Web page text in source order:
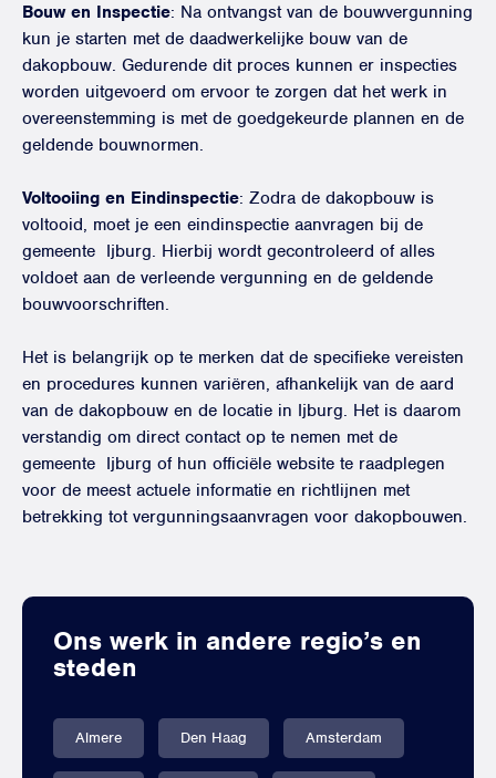
Bouw en Inspectie: Na ontvangst van de bouwvergunning
kun je starten met de daadwerkelijke bouw van de
dakopbouw. Gedurende dit proces kunnen er inspecties
worden uitgevoerd om ervoor te zorgen dat het werk in
overeenstemming is met de goedgekeurde plannen en de
geldende bouwnormen.
Voltooiing en Eindinspectie: Zodra de dakopbouw is
voltooid, moet je een eindinspectie aanvragen bij de
gemeente Ijburg. Hierbij wordt gecontroleerd of alles
voldoet aan de verleende vergunning en de geldende
bouwvoorschriften.
Het is belangrijk op te merken dat de specifieke vereisten
en procedures kunnen variëren, afhankelijk van de aard
van de dakopbouw en de locatie in Ijburg. Het is daarom
verstandig om direct contact op te nemen met de
gemeente Ijburg of hun officiële website te raadplegen
voor de meest actuele informatie en richtlijnen met
betrekking tot vergunningsaanvragen voor dakopbouwen.
Ons werk in andere regio’s en
steden
Almere Den Haag Amsterdam